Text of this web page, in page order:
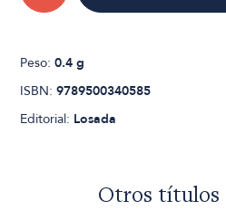
Peso:0.4 g
ISBN:9789500340585
Editorial: Losada
Otros títulos